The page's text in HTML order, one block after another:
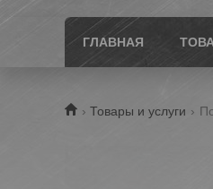
ГЛАВНАЯ
Товары и услуги